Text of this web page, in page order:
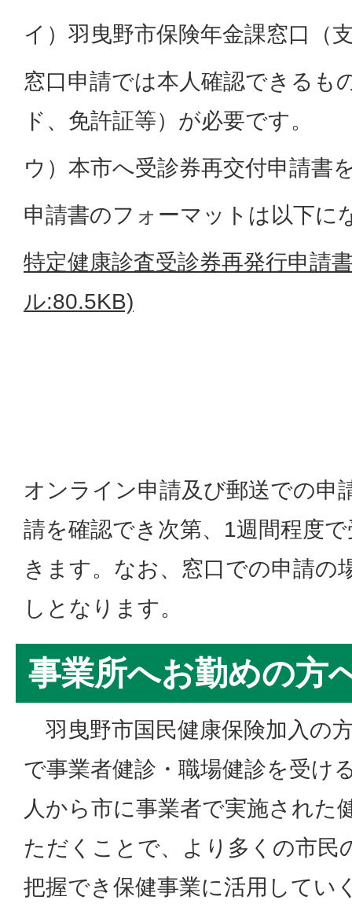
イ）羽曳野市保険年金課窓口（
窓口申請では本人確認できるも
ド、免許証等）が必要です。
ウ）本市へ受診券再交付申請書
申請書のフォーマットは以下に
特定健康診査受診券再発行申請
ル:80.5KB)
オンライン申請及び郵送での申
請を確認でき次第、1週間程度
きます。なお、窓口での申請の
しとなります。
事業所へお勤めの方
羽曳野市国民健康保険加入の
で事業者健診・職場健診を受け
人から市に事業者で実施された
ただくことで、より多くの市民
把握でき保健事業に活用してい